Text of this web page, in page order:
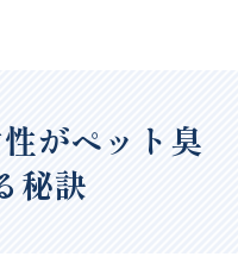
がペット臭
秘訣